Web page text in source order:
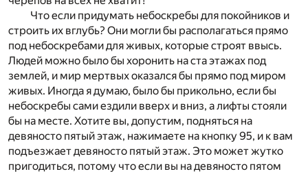
Что если придумать небоскребы для покойников и
строить их вглубь? Они могли бы располагаться прямо
под небоскребами для живых, которые строят ввысь.
Людей можно было бы хоронить на ста этажах под
землей, и мир мертвых оказался бы прямо под миром
живых. Иногда я думаю, было бы прикольно, если бы
небоскребы сами ездили вверх и вниз, а лифты стояли
бы на месте. Хотите вы, допустим, подняться на
девяносто пятый этаж, нажимаете на кнопку 95, и к вам
подъезжает девяносто пятый этаж. Это может жутко
пригодиться, потому что если вы на девяносто пятом